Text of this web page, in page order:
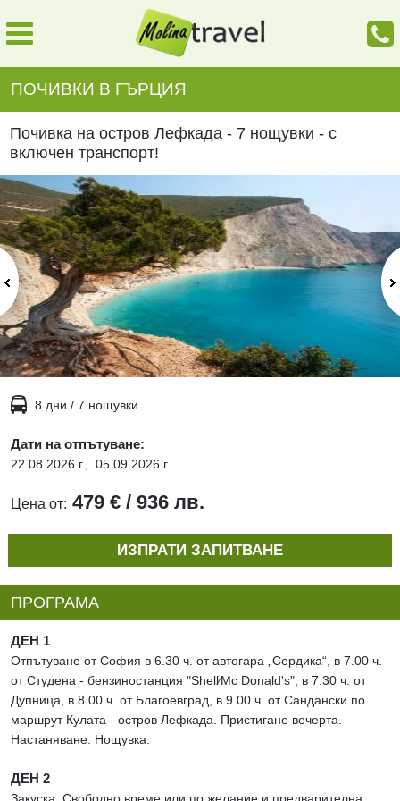
ПОЧИВКИ В ГЪРЦИЯ
Почивка на остров Лефкада - 7 нощувки - с
включен транспорт!
8 дни / 7 нощувки
Дати на отпътуване:
22.08.2026 г., 05.09.2026 г.
Цена от: 479 € / 936 лв.
ИЗПРАТИ ЗАПИТВАНЕ
ПРОГРАМА
ДЕН 1
Отпътуване от София в 6.30 ч. от автогара „Сердика“, в 7.00 ч.
от Студена - бензиностанция "Shell∕Mc Donald's", в 7.30 ч. от
Дупница, в 8.00 ч. от Благоевград, в 9.00 ч. от Сандански по
маршрут Кулата - остров Лефкада. Пристигане вечерта.
Настаняване. Нощувка.
ДЕН 2